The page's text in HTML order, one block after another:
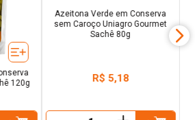
120g
Azeitona Verde em Conserva
sem Caroço Uniagro Gourmet
R$ 5,18